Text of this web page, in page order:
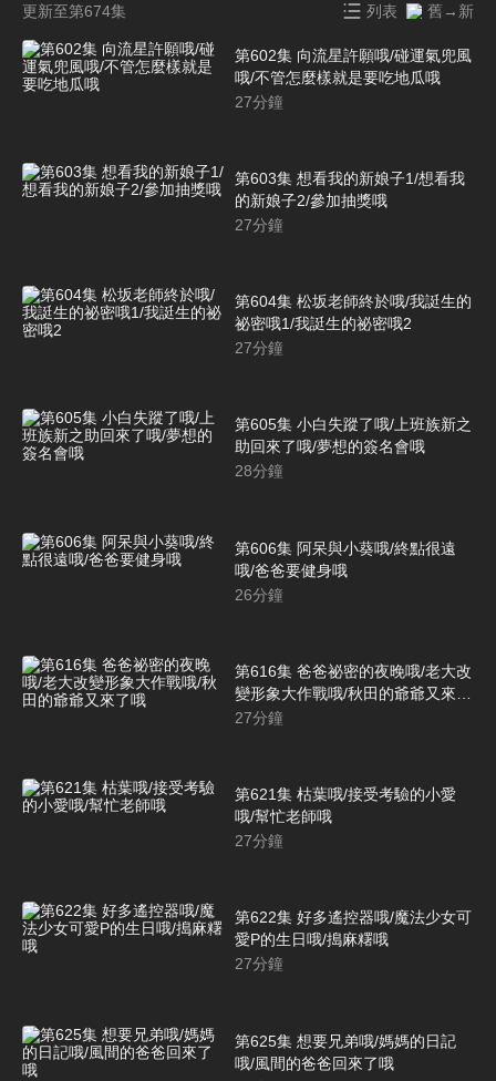
更新至第674集 列表 舊→新
第602集 向流星許願哦/碰運氣兜風
哦/不管怎麼樣就是要吃地瓜哦
27分鐘
第603集 想看我的新娘子1/想看我
的新娘子2/參加抽獎哦
27分鐘
第604集 松坂老師終於哦/我誔生的
祕密哦1/我誔生的祕密哦2
27分鐘
第605集 小白失蹤了哦/上班族新之
助回來了哦/夢想的簽名會哦
28分鐘
第606集 阿呆與小葵哦/終點很遠
哦/爸爸要健身哦
26分鐘
第616集 爸爸祕密的夜晚哦/老大改
變形象大作戰哦/秋田的爺爺又來了
哦
27分鐘
第621集 枯葉哦/接受考驗的小愛
哦/幫忙老師哦
27分鐘
第622集 好多遙控器哦/魔法少女可
愛P的生日哦/搗麻糬哦
27分鐘
第625集 想要兄弟哦/媽媽的日記
哦/風間的爸爸回來了哦